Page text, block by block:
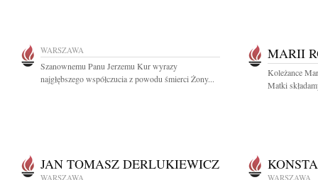
WARSZAWA
Szanownemu Panu Jerzemu Kur wyrazy
najgłębszego współczucia z powodu śmierci Żony...
MARII
Koleżance
Matki
JAN TOMASZ DERLUKIEWICZ
WARSZAWA WARSZAWA